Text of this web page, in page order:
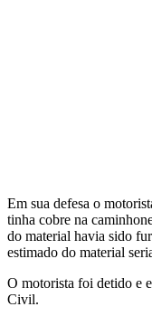
Em sua defesa o
tinha cobre na
do material havia sido
estimado do material
O motorista foi detido e
Civil.